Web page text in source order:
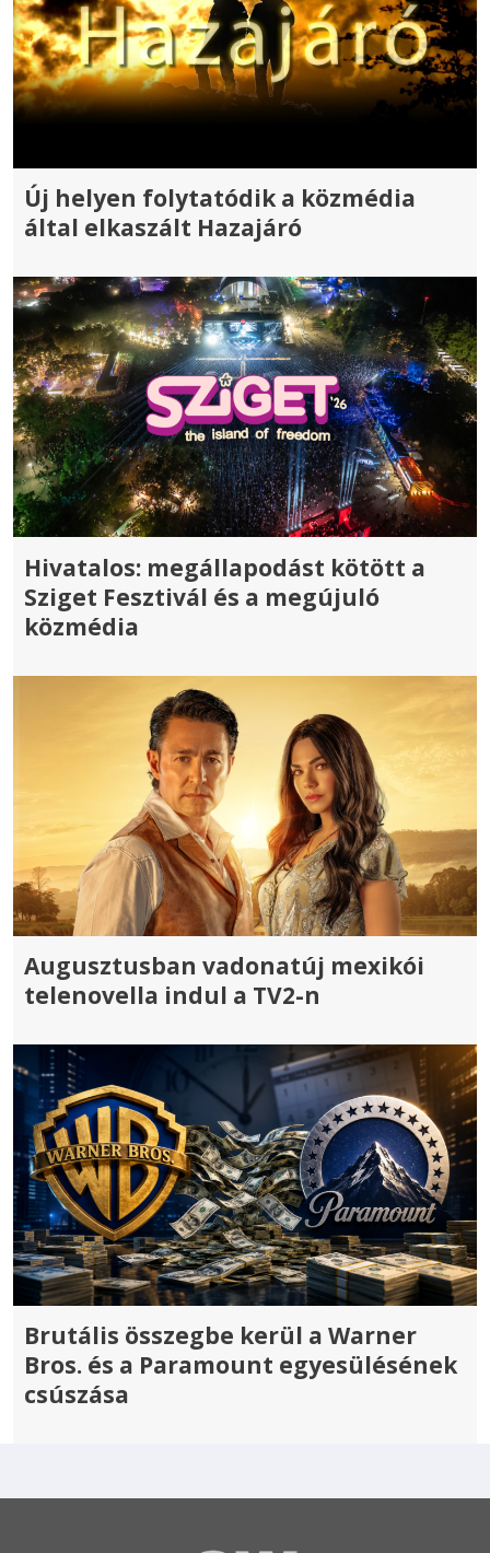
Új helyen folytatódik a közmédia
által elkaszált Hazajáró
Hivatalos: megállapodást kötött a
Sziget Fesztivál és a megújuló
közmédia
Augusztusban vadonatúj mexikói
telenovella indul a TV2-n
Brutális összegbe kerül a Warner
Bros. és a Paramount egyesülésének
csúszása